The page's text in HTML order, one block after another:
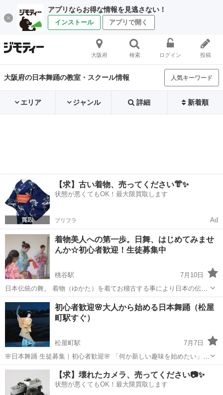
アプリならお得な情報を見逃さない！
インストール アプリで開く
大阪府 検索 ログイン 投稿
大阪府の日本舞踊の教室・スクール情報 人気キーワード
エリア ジャンル 詳細 新着順
【求】古い着物、売ってください👘✨
状態が悪くてもOK！最大限買取します
プリフラ Ad
着物美人への第一歩。日舞、はじめてみませ
んか☆初心者歓迎！生徒募集中
桃谷駅
7月10日
日本伝統の舞。 着物（ゆかた）を着てお稽古する事により日本の伝統
文化を体感し、優雅な立ち居振る舞いや礼儀作法が身につきます。
又、日常生活で使わない深層筋肉を鍛えます。 将来ミュージカルや子
役、各種オーディ...
大阪 大阪市 桃谷駅 日本舞踊 子役
初心者歓迎🌸大人から始める日本舞踊（松屋
町駅すぐ）
松屋町駅
7月7日
🌸日本舞踊 生徒募集｜初心者歓迎🌸 「何か新しい趣味を始めたい」
「姿勢や所作を美しくしたい」 そんな方へ、日本舞踊を始めてみませ
指...
大阪 大阪市 松屋町駅
【求】壊れたカメラ、売ってください📷✨
状態が悪くてもOK！最大限買取します